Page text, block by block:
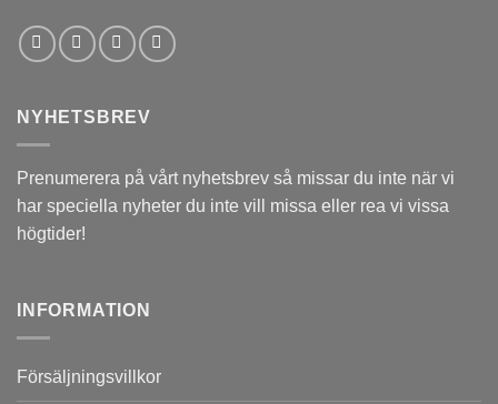
NYHETSBREV
Prenumerera på vårt nyhetsbrev så missar du inte när vi
har speciella nyheter du inte vill missa eller rea vi vissa
högtider!
INFORMATION
Försäljningsvillkor